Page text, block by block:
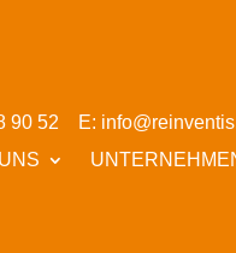
90 52 E: